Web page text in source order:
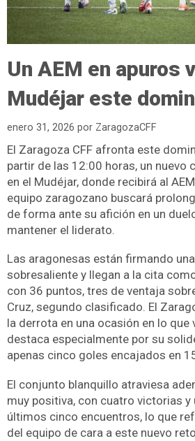
Un AEM en apuros
Mudéjar este
enero 31, 2026 por ZaragozaCFF
El Zaragoza CFF afronta este
partir de las 12:00 horas, un nuevo
en el Mudéjar, donde recibirá al
equipo zaragozano buscará
de forma ante su afición en un
mantener el liderato.
Las aragonesas están firmando
sobresaliente y llegan a la cita
con 36 puntos, tres de ventaja
Cruz, segundo clasificado. El
la derrota en una ocasión en lo que
destaca especialmente por su
apenas cinco goles encajados en
El conjunto blanquillo atraviesa
muy positiva, con cuatro victorias y
últimos cinco encuentros, lo que
del equipo de cara a este nuevo